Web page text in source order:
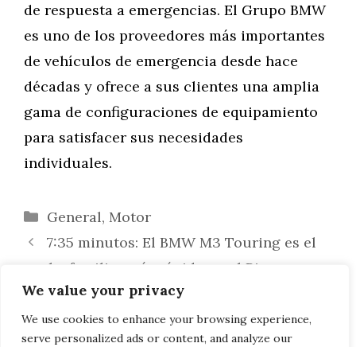
We value your privacy
We use cookies to enhance your browsing experience,
serve personalized ads or content, and analyze our
de respuesta a emergencias. El Grupo BMW
es uno de los proveedores más importantes
de vehículos de emergencia desde hace
décadas y ofrece a sus clientes una amplia
gama de configuraciones de equipamiento
para satisfacer sus necesidades
individuales.
Categorías
General, Motor
7:35 minutos: El BMW M3 Touring es el
coche familiar más rápido en el Ring.
BMW M2 G87: ¡Una filtración muestra la
parte trasera del deportivo compacto al